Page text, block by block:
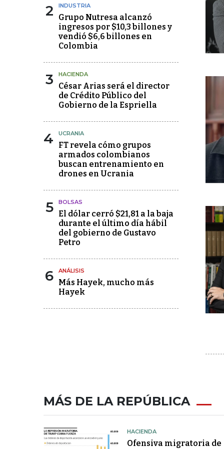
2 INDUSTRIA
Grupo Nutresa alcanzó
ingresos por $10,3 billones y
vendió $6,6 billones en
Colombia
3 HACIENDA
César Arias será el director
de Crédito Público del
Gobierno de la Espriella
4 UCRANIA
FT revela cómo grupos
armados colombianos
buscan entrenamiento en
drones en Ucrania
5 BOLSAS
El dólar cerró $21,81 a la baja
durante el último día hábil
del gobierno de Gustavo
Petro
6 ANÁLISIS
Más Hayek, mucho más
Hayek
MÁS DE LA REPÚBLICA
HACIENDA
Ofensiva migratoria de